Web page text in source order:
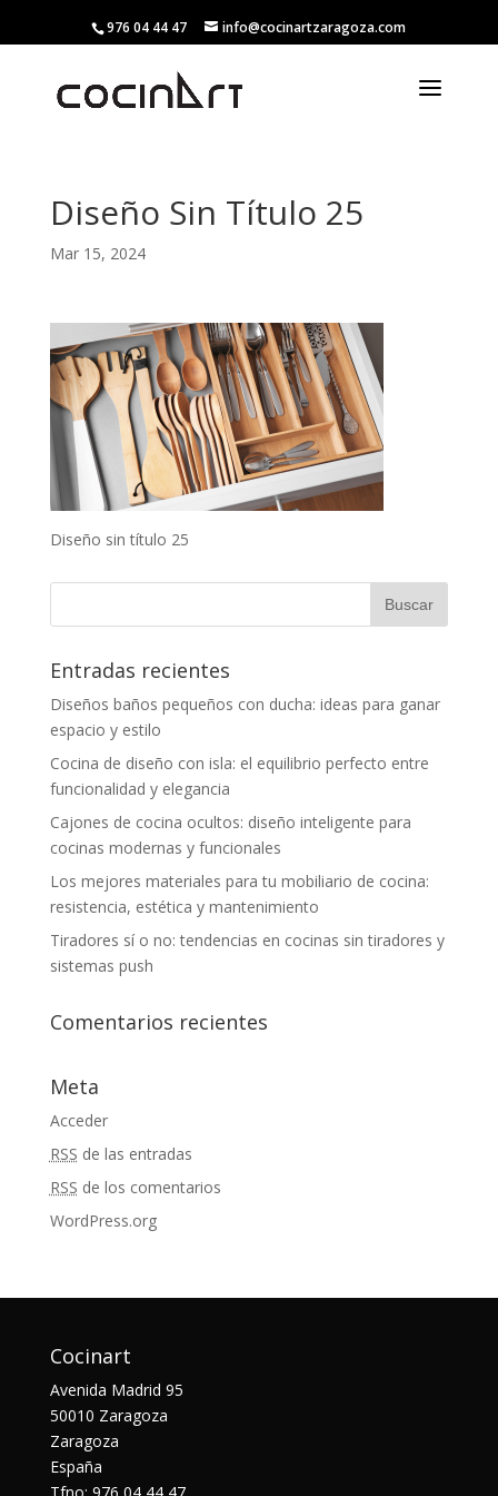
976 04 44 47 info@cocinartzaragoza.com
Diseño Sin Título 25
Mar 15, 2024
Diseño sin título 25
Entradas recientes
Diseños baños pequeños con ducha: ideas para ganar
espacio y estilo
Cocina de diseño con isla: el equilibrio perfecto entre
funcionalidad y elegancia
Cajones de cocina ocultos: diseño inteligente para
cocinas modernas y funcionales
Los mejores materiales para tu mobiliario de cocina:
resistencia, estética y mantenimiento
Tiradores sí o no: tendencias en cocinas sin tiradores y
sistemas push
Comentarios recientes
Meta
Acceder
RSS de las entradas
RSS de los comentarios
WordPress.org
Cocinart
Avenida Madrid 95
50010 Zaragoza
Zaragoza
España